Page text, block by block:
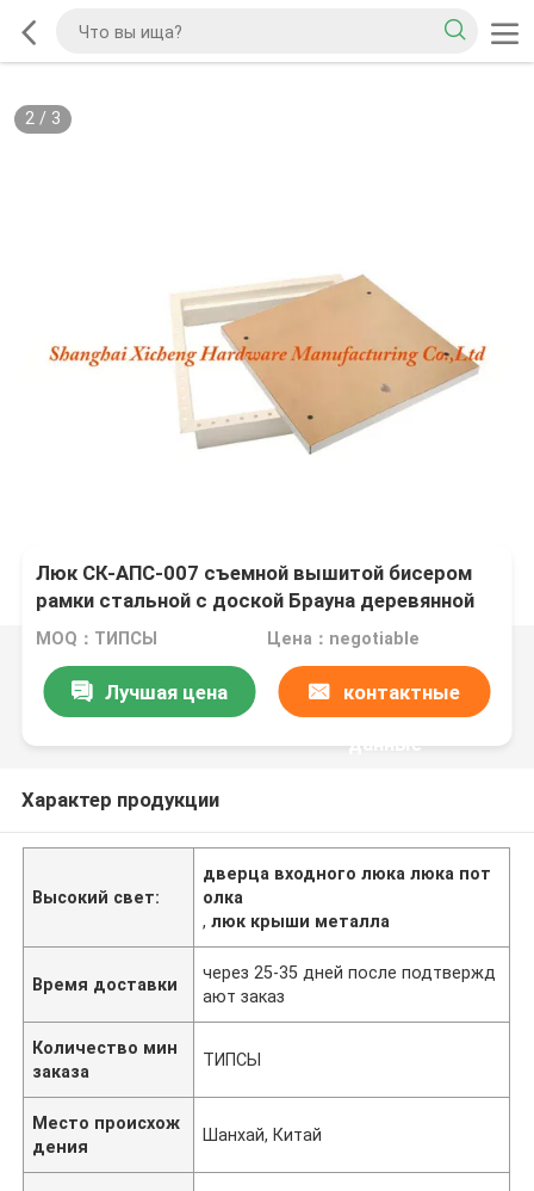
2/ 3
Люк СК-АПС-007 съемной вышитой бисером
рамки стальной с доской Брауна деревянной
MOQ：ТИПСЫ Цена：negotiable
Лучшая цена контактные
данные
Характер продукции
Высокий свет:
дверца входного люка люка пот
олка
,люк крыши металла
Время доставки
через 25-35 дней после подтвержд
ают заказ
Количество мин
заказа
ТИПСЫ
Место происхож
дения
Шанхай, Китай